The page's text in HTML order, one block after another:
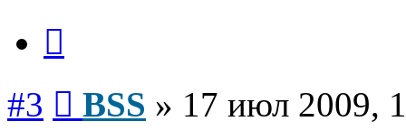
#3 BSS » 17 июл 2009,